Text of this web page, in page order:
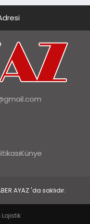
Künye
AYAZ 'da saklıdır.
Lojistik